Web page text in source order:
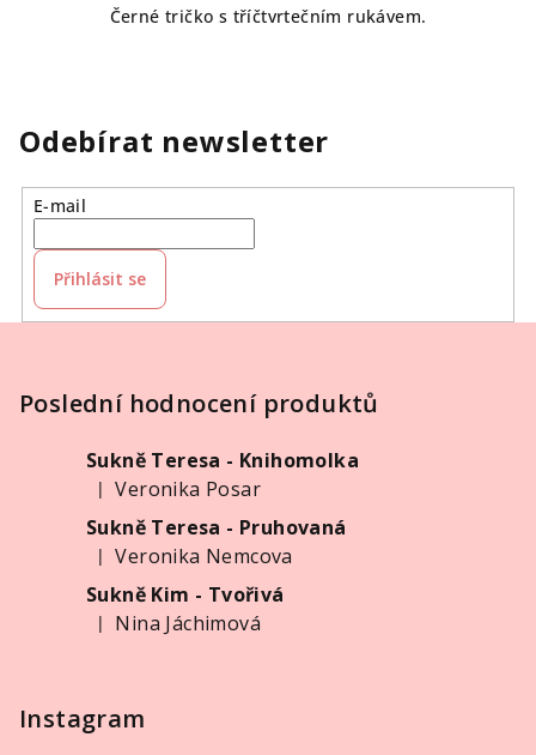
Černé tričko s tříčtvrtečním rukávem.
Odebírat newsletter
E-mail
Přihlásit se
Poslední hodnocení produktů
Sukně Teresa - Knihomolka
Hodnocení produktu je 5 z 5 hvězdiček.
|
Veronika Posar
Sukně Teresa - Pruhovaná
Hodnocení produktu je 5 z 5 hvězdiček.
|
Veronika Nemcova
Sukně Kim - Tvořivá
Hodnocení produktu je 5 z 5 hvězdiček.
| Nina Jáchimová
Instagram